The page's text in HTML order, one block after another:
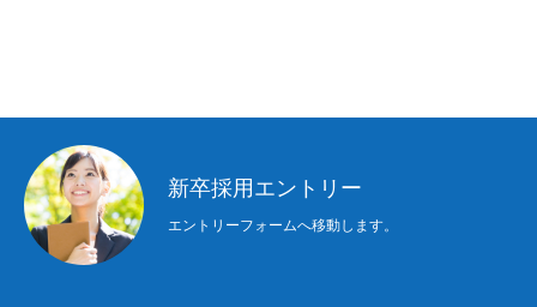
新卒採用エントリー
エントリーフォームへ移動します。